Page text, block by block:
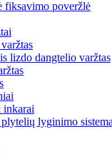
fiksavimo poveržlė
lizdo dangtelio varžtas
inkarai
lyginimo sistema